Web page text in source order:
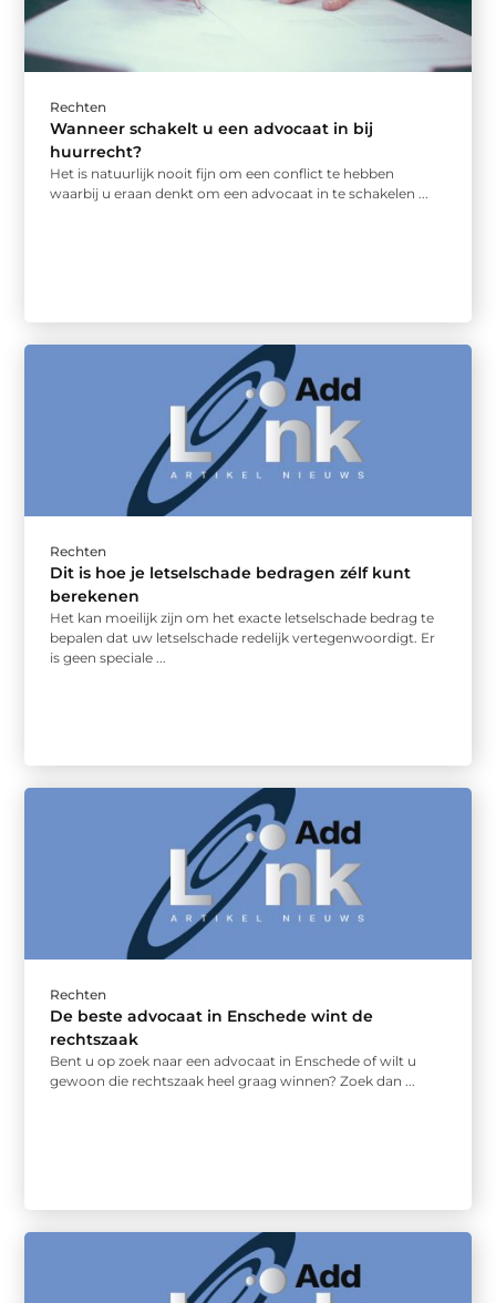
Rechten
Wanneer schakelt u een advocaat in bij
huurrecht?
Het is natuurlijk nooit fijn om een conflict te hebben
waarbij u eraan denkt om een advocaat in te schakelen ...
Rechten
Dit is hoe je letselschade bedragen zélf kunt
berekenen
Het kan moeilijk zijn om het exacte letselschade bedrag te
bepalen dat uw letselschade redelijk vertegenwoordigt. Er
is geen speciale ...
Rechten
De beste advocaat in Enschede wint de
rechtszaak
Bent u op zoek naar een advocaat in Enschede of wilt u
gewoon die rechtszaak heel graag winnen? Zoek dan ...